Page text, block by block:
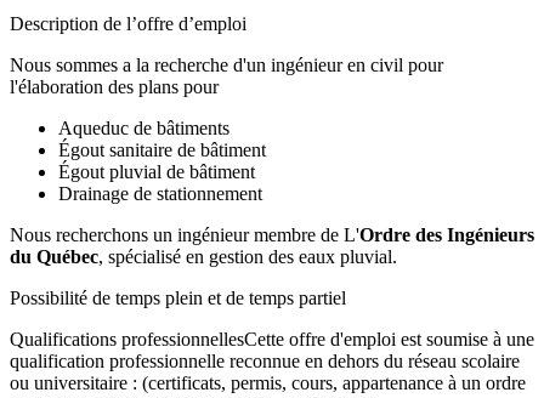
Description de l’offre d’emploi
Nous sommes a la recherche d'un ingénieur en civil pour
l'élaboration des plans pour
Aqueduc de bâtiments
Égout sanitaire de bâtiment
Égout pluvial de bâtiment
Drainage de stationnement
Nous recherchons un ingénieur membre de L'Ordre des Ingénieurs
du Québec, spécialisé en gestion des eaux pluvial.
Possibilité de temps plein et de temps partiel
Qualifications professionnellesCette offre d'emploi est soumise à une
qualification professionnelle reconnue en dehors du réseau scolaire
ou universitaire : (certificats, permis, cours, appartenance à un ordre